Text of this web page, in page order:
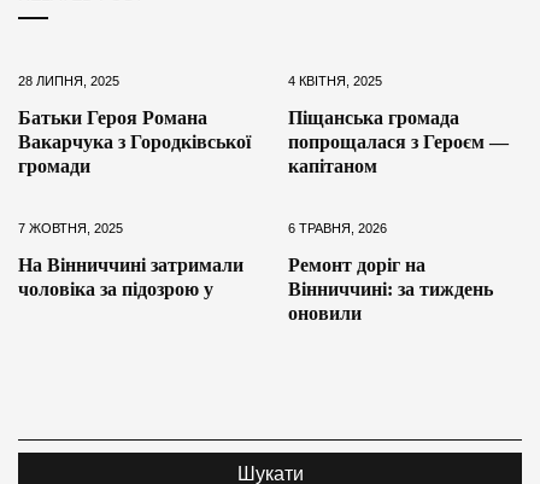
28 ЛИПНЯ, 2025
Батьки Героя Романа
Вакарчука з Городківської
громади
4 КВІТНЯ, 2025
Піщанська громада
попрощалася з Героєм —
капітаном
7 ЖОВТНЯ, 2025
На Вінниччині затримали
чоловіка за підозрою у
6 ТРАВНЯ, 2026
Ремонт доріг на
Вінниччині: за тиждень
оновили